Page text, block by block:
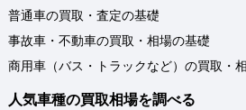
普通車の買取・査定の基礎
事故車・不動車の買取・相場の基礎
商用車（バス・トラックなど）の買取・
人気車種の買取相場を調べる